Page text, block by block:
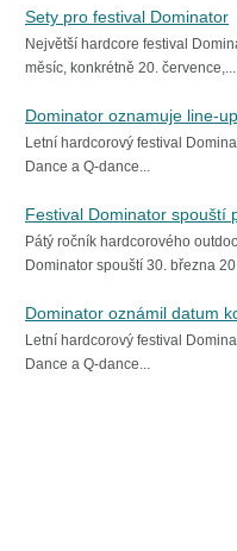
Sety pro festival Dominator
Největší hardcore festival
měsíc, konkrétně 20. července,...
Dominator oznamuje line-up
Letní hardcorový festival
Dance a Q-dance...
Festival Dominator spouští
Pátý ročník hardcorového
Dominator spouští 30. března
Dominator oznámil datum
Letní hardcorový festival
Dance a Q-dance...